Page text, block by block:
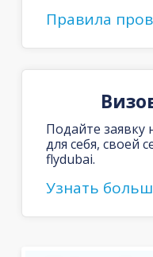
Правила
Подайте заявку
для себя, своей
flydubai.
Узнать